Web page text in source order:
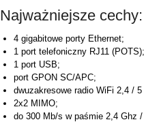
Najważniejsze cechy:
4 gigabitowe porty Ethernet;
1 port telefoniczny RJ11 (POTS);
1 port USB;
port GPON SC/APC;
dwuzakresowe radio WiFi 2,4 / 5
2x2 MIMO;
do 300 Mb/s w paśmie 2,4 Ghz